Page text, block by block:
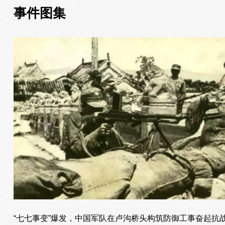
事件图集
“七七事变”爆发，中国军队在卢沟桥头构筑防御工事奋起抗